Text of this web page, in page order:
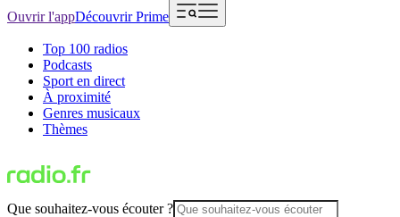
Ouvrir l'appDécouvrir Prime
Top 100 radios
Podcasts
Sport en direct
À proximité
Genres musicaux
Thèmes
Que souhaitez-vous écouter ?